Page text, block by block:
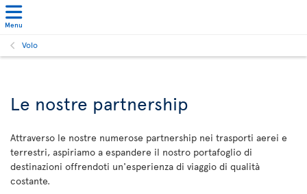
Menu
Volo
Le nostre partnership
Attraverso le nostre numerose partnership nei trasporti aerei e
terrestri, aspiriamo a espandere il nostro portafoglio di
destinazioni offrendoti un'esperienza di viaggio di qualità
costante.